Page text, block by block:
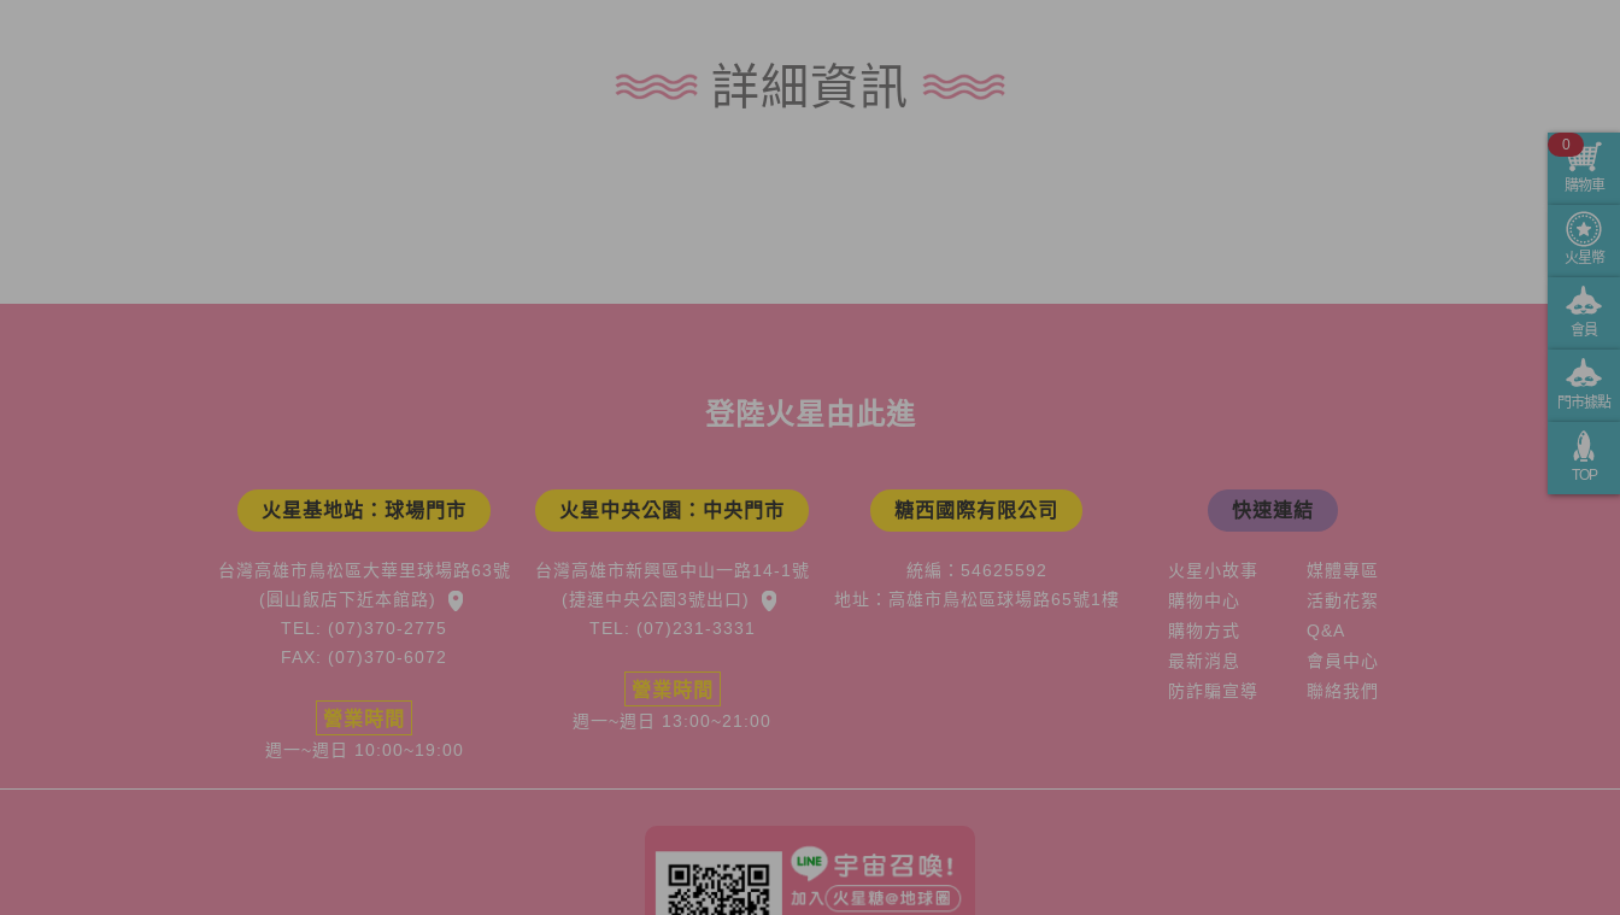
詳細資訊
購物車
0
火星幣
會員
門市據點
TOP
登陸火星由此進
火星基地站：球場門市
台灣高雄市鳥松區大華里球場路63號
(圓山飯店下近本館路)
TEL: (07)370-2775
FAX: (07)370-6072
營業時間
週一~週日 10:00~19:00
火星中央公園：中央門市
台灣高雄市新興區中山一路14-1號
(捷運中央公園3號出口)
TEL: (07)231-3331
營業時間
週一~週日 13:00~21:00
糖西國際有限公司
統編：54625592
地址：高雄市鳥松區球場路65號1樓
快速連結
火星小故事
購物中心
購物方式
最新消息
防詐騙宣導
媒體專區
活動花絮
Q&A
會員中心
聯絡我們